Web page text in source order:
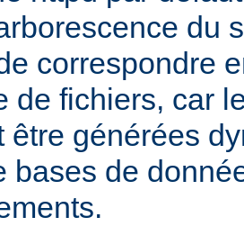
du
correspondre
de fichiers, car
être générées
bases de